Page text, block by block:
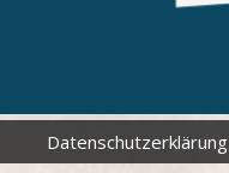
Datenschutzerklärung